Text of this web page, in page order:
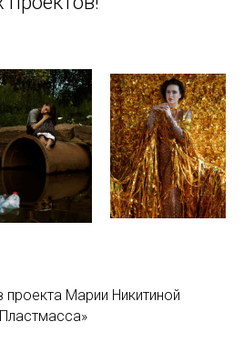
Марии Никитиной